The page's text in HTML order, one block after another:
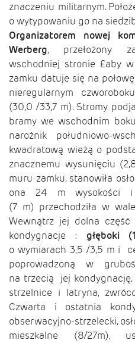
znaczeniu militarnym.
o wytypowaniu go na
Organizatorem nowej
Werberg, przełożony
wschodniej stronie £aby w
zamku datuje się na
nieregularnym
(30,0 /33,7 m). Stromy
bramy we wschodnim
narożnik południowo-
kwadratową wieżą o
znacznemu wysunięciu
muru zamku, stanowiła
ona 24 m wysokości
(7 m) przechodziła w
Wewnątrz jej dolna
kondygnacje : głęboki
o wymiarach 3,5 /3,5 m i
poprowadzoną w
na trzecią jej
strzelnice i latryna,
Czwarta i ostatnia
obserwacyjno-strzelecki,
mieszkalne (8/27m),